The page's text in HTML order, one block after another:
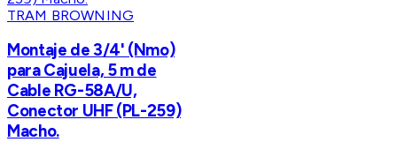
TRAM BROWNING
Montaje de 3/4' (Nmo)
para Cajuela, 5 m de
Cable RG-58A/U,
Conector UHF (PL-259)
Macho.